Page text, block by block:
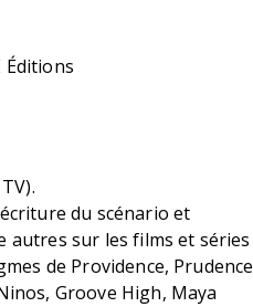
Éditions
du scénario et
autres sur les films et séries
de Providence, Prudence
Groove High, Maya